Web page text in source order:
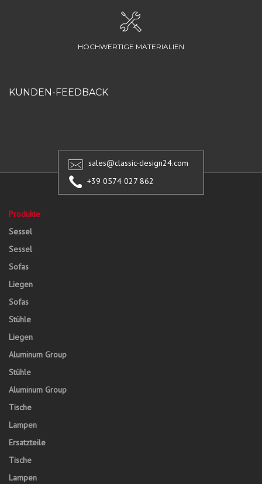
HOCHWERTIGE MATERIALIEN
KUNDEN-FEEDBACK
sales@classic-design24.com
+39 0574 027 862
Produkte
Sessel
Sessel
Sofas
Liegen
Sofas
Stühle
Liegen
Aluminum Group
Stühle
Aluminum Group
Tische
Lampen
Ersatzteile
Tische
Lampen